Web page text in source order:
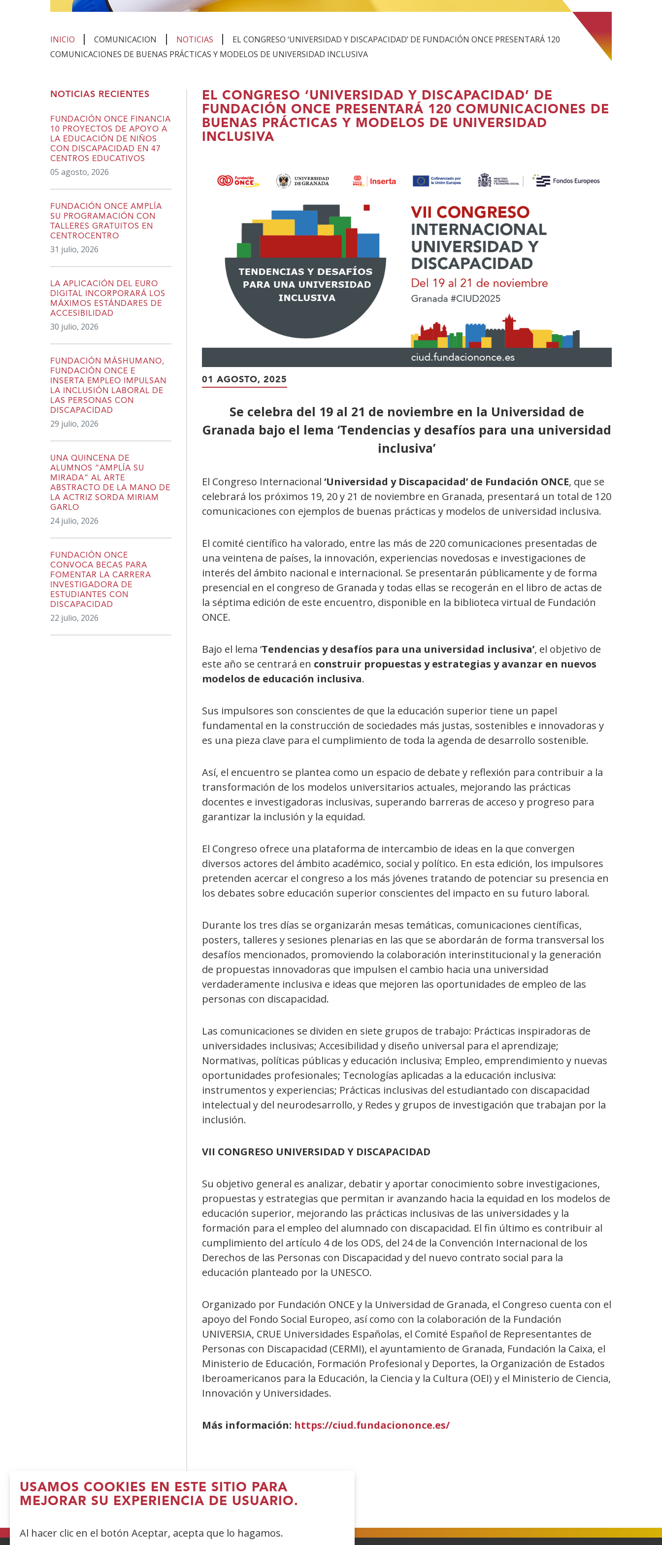
USAMOS COOKIES EN ESTE SITIO PARA
MEJORAR SU EXPERIENCIA DE USUARIO.
Al hacer clic en el botón Aceptar, acepta que lo hagamos.
INICIO COMUNICACION NOTICIAS
EL CONGRESO ‘UNIVERSIDAD Y DISCAPACIDAD’ DE FUNDACIÓN ONCE PRESENTARÁ 120
COMUNICACIONES DE BUENAS PRÁCTICAS Y MODELOS DE UNIVERSIDAD INCLUSIVA
EL CONGRESO ‘UNIVERSIDAD Y DISCAPACIDAD’ DE
FUNDACIÓN ONCE PRESENTARÁ 120 COMUNICACIONES DE
BUENAS PRÁCTICAS Y MODELOS DE UNIVERSIDAD
INCLUSIVA
01 AGOSTO, 2025
Se celebra del 19 al 21 de noviembre en la Universidad de
Granada bajo el lema ‘Tendencias y desafíos para una universidad
inclusiva’
El Congreso Internacional ‘Universidad y Discapacidad’ de Fundación ONCE, que se
celebrará los próximos 19, 20 y 21 de noviembre en Granada, presentará un total de 120
comunicaciones con ejemplos de buenas prácticas y modelos de universidad inclusiva.
El comité científico ha valorado, entre las más de 220 comunicaciones presentadas de
una veintena de países, la innovación, experiencias novedosas e investigaciones de
interés del ámbito nacional e internacional. Se presentarán públicamente y de forma
presencial en el congreso de Granada y todas ellas se recogerán en el libro de actas de
la séptima edición de este encuentro, disponible en la biblioteca virtual de Fundación
ONCE.
Bajo el lema ‘Tendencias y desafíos para una universidad inclusiva’, el objetivo de
este año se centrará en construir propuestas y estrategias y avanzar en nuevos
modelos de educación inclusiva.
Sus impulsores son conscientes de que la educación superior tiene un papel
fundamental en la construcción de sociedades más justas, sostenibles e innovadoras y
es una pieza clave para el cumplimiento de toda la agenda de desarrollo sostenible.
Así, el encuentro se plantea como un espacio de debate y reflexión para contribuir a la
transformación de los modelos universitarios actuales, mejorando las prácticas
docentes e investigadoras inclusivas, superando barreras de acceso y progreso para
garantizar la inclusión y la equidad.
El Congreso ofrece una plataforma de intercambio de ideas en la que convergen
diversos actores del ámbito académico, social y político. En esta edición, los impulsores
pretenden acercar el congreso a los más jóvenes tratando de potenciar su presencia en
los debates sobre educación superior conscientes del impacto en su futuro laboral.
Durante los tres días se organizarán mesas temáticas, comunicaciones científicas,
posters, talleres y sesiones plenarias en las que se abordarán de forma transversal los
desafíos mencionados, promoviendo la colaboración interinstitucional y la generación
de propuestas innovadoras que impulsen el cambio hacia una universidad
verdaderamente inclusiva e ideas que mejoren las oportunidades de empleo de las
personas con discapacidad.
Las comunicaciones se dividen en siete grupos de trabajo: Prácticas inspiradoras de
universidades inclusivas; Accesibilidad y diseño universal para el aprendizaje;
Normativas, políticas públicas y educación inclusiva; Empleo, emprendimiento y nuevas
oportunidades profesionales; Tecnologías aplicadas a la educación inclusiva:
instrumentos y experiencias; Prácticas inclusivas del estudiantado con discapacidad
intelectual y del neurodesarrollo, y Redes y grupos de investigación que trabajan por la
inclusión.
VII CONGRESO UNIVERSIDAD Y DISCAPACIDAD
Su objetivo general es analizar, debatir y aportar conocimiento sobre investigaciones,
propuestas y estrategias que permitan ir avanzando hacia la equidad en los modelos de
educación superior, mejorando las prácticas inclusivas de las universidades y la
formación para el empleo del alumnado con discapacidad. El fin último es contribuir al
cumplimiento del artículo 4 de los ODS, del 24 de la Convención Internacional de los
Derechos de las Personas con Discapacidad y del nuevo contrato social para la
educación planteado por la UNESCO.
Organizado por Fundación ONCE y la Universidad de Granada, el Congreso cuenta con el
apoyo del Fondo Social Europeo, así como con la colaboración de la Fundación
UNIVERSIA, CRUE Universidades Españolas, el Comité Español de Representantes de
Personas con Discapacidad (CERMI), el ayuntamiento de Granada, Fundación la Caixa, el
Ministerio de Educación, Formación Profesional y Deportes, la Organización de Estados
Iberoamericanos para la Educación, la Ciencia y la Cultura (OEI) y el Ministerio de Ciencia,
Innovación y Universidades.
Más información: https://ciud.fundaciononce.es/
(Abre
nueva
(Abre
nueva
(Abre
nueva
(Abre
NOTICIAS RECIENTES
FUNDACIÓN ONCE FINANCIA
10 PROYECTOS DE APOYO A
LA EDUCACIÓN DE NIÑOS
CON DISCAPACIDAD EN 47
CENTROS EDUCATIVOS
05 agosto, 2026
FUNDACIÓN ONCE AMPLÍA
SU PROGRAMACIÓN CON
TALLERES GRATUITOS EN
CENTROCENTRO
31 julio, 2026
LA APLICACIÓN DEL EURO
DIGITAL INCORPORARÁ LOS
MÁXIMOS ESTÁNDARES DE
ACCESIBILIDAD
30 julio, 2026
FUNDACIÓN MÁSHUMANO,
FUNDACIÓN ONCE E
INSERTA EMPLEO IMPULSAN
LA INCLUSIÓN LABORAL DE
LAS PERSONAS CON
DISCAPACIDAD
29 julio, 2026
UNA QUINCENA DE
ALUMNOS “AMPLÍA SU
MIRADA” AL ARTE
ABSTRACTO DE LA MANO DE
LA ACTRIZ SORDA MIRIAM
GARLO
24 julio, 2026
FUNDACIÓN ONCE
CONVOCA BECAS PARA
FOMENTAR LA CARRERA
INVESTIGADORA DE
ESTUDIANTES CON
DISCAPACIDAD
22 julio, 2026